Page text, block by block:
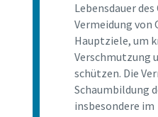
Lebensdauer
Vermeidung von
Hauptziele, um
Verschmutzung
schützen. Die
Schaumbildung
insbesondere im